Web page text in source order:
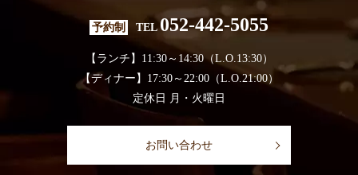
予約制 TEL052-442-5055
【ランチ】11:30～14:30（L.O.13:30）
【ディナー】17:30～22:00（L.O.21:00）
定休日 月・火曜日
お問い合わせ